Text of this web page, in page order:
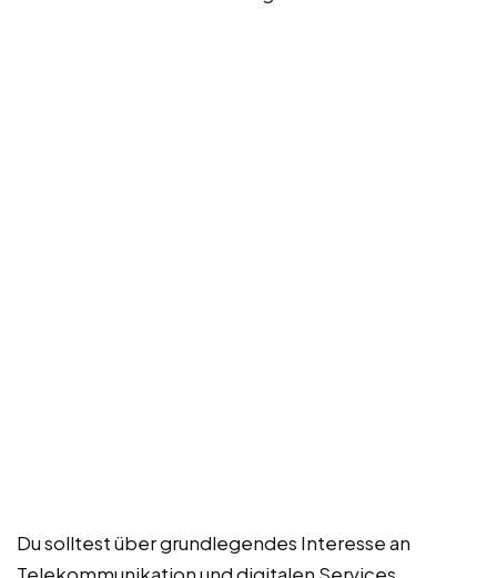
Du solltest über grundlegendes Interesse an